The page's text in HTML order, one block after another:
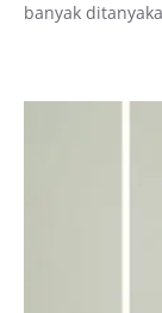
banyak